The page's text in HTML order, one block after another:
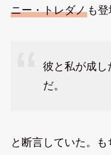
ニー・トレダノも登
彼と私が成し
だ。
と断言していた。